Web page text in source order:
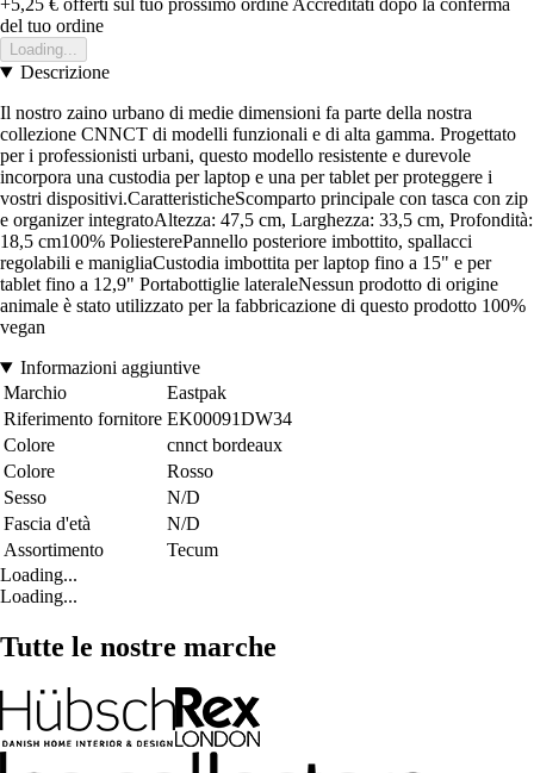
+5,25 € offerti sul tuo prossimo ordine Accreditati dopo la conferma
del tuo ordine
Loading...
Descrizione
Il nostro zaino urbano di medie dimensioni fa parte della nostra
collezione CNNCT di modelli funzionali e di alta gamma. Progettato
per i professionisti urbani, questo modello resistente e durevole
incorpora una custodia per laptop e una per tablet per proteggere i
vostri dispositivi.CaratteristicheScomparto principale con tasca con zip
e organizer integratoAltezza: 47,5 cm, Larghezza: 33,5 cm, Profondità:
18,5 cm100% PoliesterePannello posteriore imbottito, spallacci
regolabili e manigliaCustodia imbottita per laptop fino a 15" e per
tablet fino a 12,9" Portabottiglie lateraleNessun prodotto di origine
animale è stato utilizzato per la fabbricazione di questo prodotto 100%
vegan
Informazioni aggiuntive
Marchio
Eastpak
Riferimento fornitore EK00091DW34
Colore
cnnct bordeaux
Colore
Rosso
Sesso
N/D
Fascia d'età
N/D
Assortimento
Tecum
Loading...
Loading...
Tutte le nostre marche